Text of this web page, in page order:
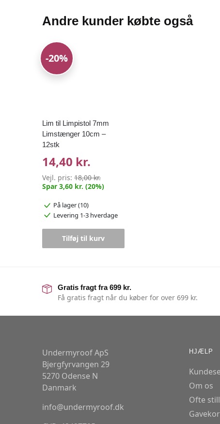
Andre kunder købte også
-20%
Lim til Limpistol 7mm
Limstænger 10cm –
12stk
14,40 kr.
Vejl. pris:18,00 kr.
Spar 3,60 kr. (20%)
På lager (10)
Levering 1-3 hverdage
Tilføj til kurv
Gratis fragt fra 699 kr.
Få gratis fragt når du køber for over 699 kr.
Undermyroof ApS
Bjergfyrvangen 29
5270 Odense N
Danmark
info@undermyroof.dk
HJÆLP
Om os
Ofte